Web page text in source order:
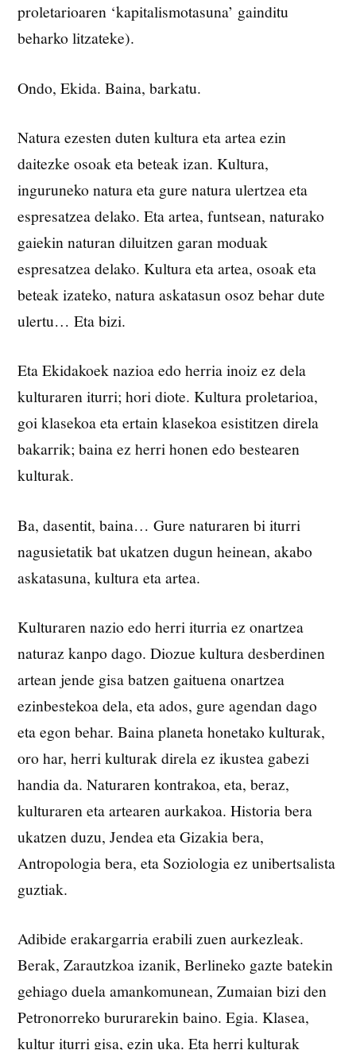
proletarioaren ‘kapitalismotasuna’ gainditu
beharko litzateke).
Ondo, Ekida. Baina, barkatu.
Natura ezesten duten kultura eta artea ezin
daitezke osoak eta beteak izan. Kultura,
inguruneko natura eta gure natura ulertzea eta
espresatzea delako. Eta artea, funtsean, naturako
gaiekin naturan diluitzen garan moduak
espresatzea delako. Kultura eta artea, osoak eta
beteak izateko, natura askatasun osoz behar dute
ulertu… Eta bizi.
Eta Ekidakoek nazioa edo herria inoiz ez dela
kulturaren iturri; hori diote. Kultura proletarioa,
goi klasekoa eta ertain klasekoa esistitzen direla
bakarrik; baina ez herri honen edo bestearen
kulturak.
Ba, dasentit, baina… Gure naturaren bi iturri
nagusietatik bat ukatzen dugun heinean, akabo
askatasuna, kultura eta artea.
Kulturaren nazio edo herri iturria ez onartzea
naturaz kanpo dago. Diozue kultura desberdinen
artean jende gisa batzen gaituena onartzea
ezinbestekoa dela, eta ados, gure agendan dago
eta egon behar. Baina planeta honetako kulturak,
oro har, herri kulturak direla ez ikustea gabezi
handia da. Naturaren kontrakoa, eta, beraz,
kulturaren eta artearen aurkakoa. Historia bera
ukatzen duzu, Jendea eta Gizakia bera,
Antropologia bera, eta Soziologia ez unibertsalista
guztiak.
Adibide erakargarria erabili zuen aurkezleak.
Berak, Zarautzkoa izanik, Berlineko gazte batekin
gehiago duela amankomunean, Zumaian bizi den
Petronorreko bururarekin baino. Egia. Klasea,
kultur iturri gisa, ezin uka. Eta herri kulturak